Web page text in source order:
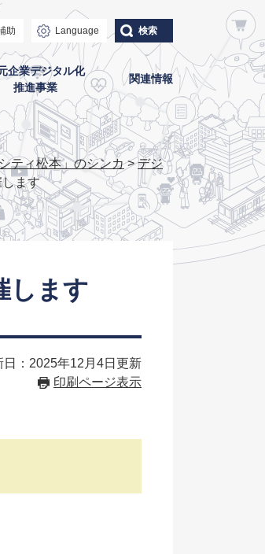
助 Language 検索
企業デジタル化
推進事業
関連情報
ティ松本」のシンカ >デジ
ます
します
日：2025年12月4日更新
印刷ページ表示